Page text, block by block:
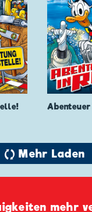
Abenteuer
🔄 Mehr Laden
mehr